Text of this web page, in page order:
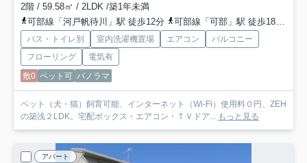
2階 / 59.58㎡ / 2LDK /築1年未満
可部線「河戸帆待川」駅 徒歩12分
可部線「可部」駅 徒歩18分
バス・トイレ別 室内洗濯機置場 エアコン
バルコニー
フローリング
電気有
敷0 ペット可 パノラマ
ペット（犬・猫）飼育可能、インターネット（Wi-Fi）使用料０円、ZEH
の築浅２LDK。宅配ボックス・エアコン・ＴＶドア... もっと見る
アパート